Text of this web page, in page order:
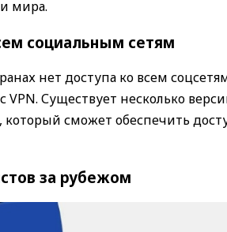
мира.
социальным сетям
нет доступа ко всем
VPN. Существует несколько
который сможет обеспечить
за рубежом